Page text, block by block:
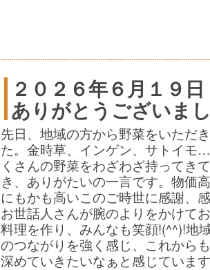
２０２６年６月１９日
ありがとうございま
先日、地域の方から野菜をいただ
た。金時草、インゲン、サトイモ
くさんの野菜をわざわざ持ってき
き、ありがたいの一言です。物価
にもかも高いこのご時世に感謝、
お世話人さんが腕のよりをかけて
料理を作り、みんなも笑顔!(^^)!地
のつながりを強く感じ、これから
深めていきたいなぁと感じていま